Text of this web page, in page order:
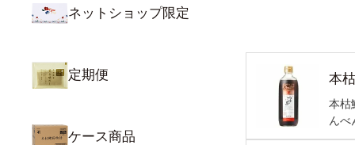
ネットショップ限定
定期便
ケース商品
本
本枯
んべ